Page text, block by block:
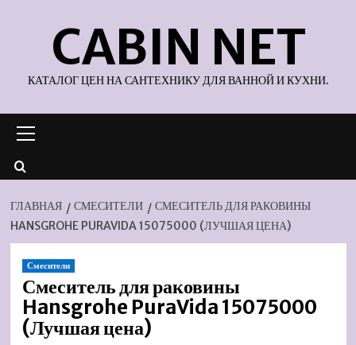
содержимомуCABIN NET
КАТАЛОГ ЦЕН НА САНТЕХНИКУ ДЛЯ ВАННОЙ И КУХНИ.
меню
ГЛАВНАЯ СМЕСИТЕЛИ
СМЕСИТЕЛЬ ДЛЯ РАКОВИНЫ
HANSGROHE PURAVIDA 15075000 (ЛУЧШАЯ ЦЕНА)
Смесители
Смеситель для раковины
Hansgrohe PuraVida 15075000
(Лучшая цена)